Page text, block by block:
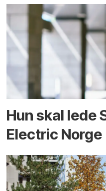
Hun skal lede
Electric Norge